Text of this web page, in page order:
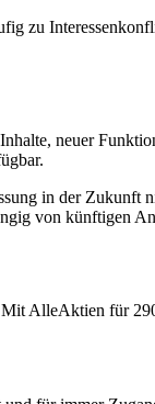
zu
neuer
in der Zukunft
von künftigen
AlleAktien für